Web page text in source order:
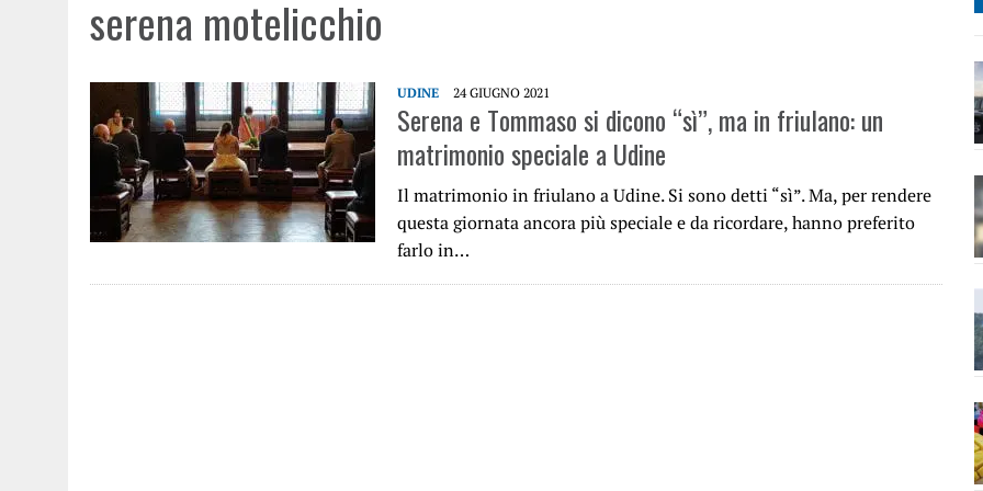
serena motelicchio
UDINE 24 GIUGNO 2021
Serena e Tommaso si dicono “sì”, ma in friulano: un
matrimonio speciale a Udine
Il matrimonio in friulano a Udine. Si sono detti “sì”. Ma, per rendere
questa giornata ancora più speciale e da ricordare, hanno preferito
farlo in…